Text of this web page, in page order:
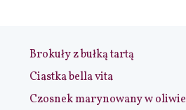
Brokuły z bułką tartą
Ciastka bella vita
Czosnek marynowany w oliwie